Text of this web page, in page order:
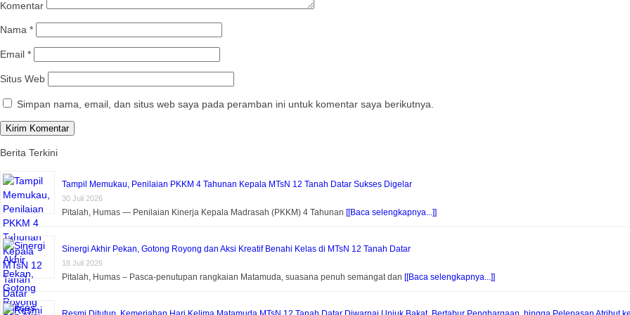
Komentar
Nama *
Email *
Situs Web
Simpan nama, email, dan situs web saya pada peramban ini untuk komentar saya berikutnya.
Berita Terkini
Tampil Memukau, Penilaian PKKM 4 Tahunan Kepala MTsN 12 Tanah Datar Sukses Digelar
30 Juli 2026
Pitalah, Humas — Penilaian Kinerja Kepala Madrasah (PKKM) 4 Tahunan [[Baca selengkapnya...]]
Sinergi Akhir Pekan, Gotong Royong dan Aksi Kreatif Benahi Kelas di MTsN 12 Tanah Datar
18 Juli 2026
Pitalah, Humas – Pasca-penutupan rangkaian Matamuda, suasana penuh semangat dan [[Baca selengkapnya...]]